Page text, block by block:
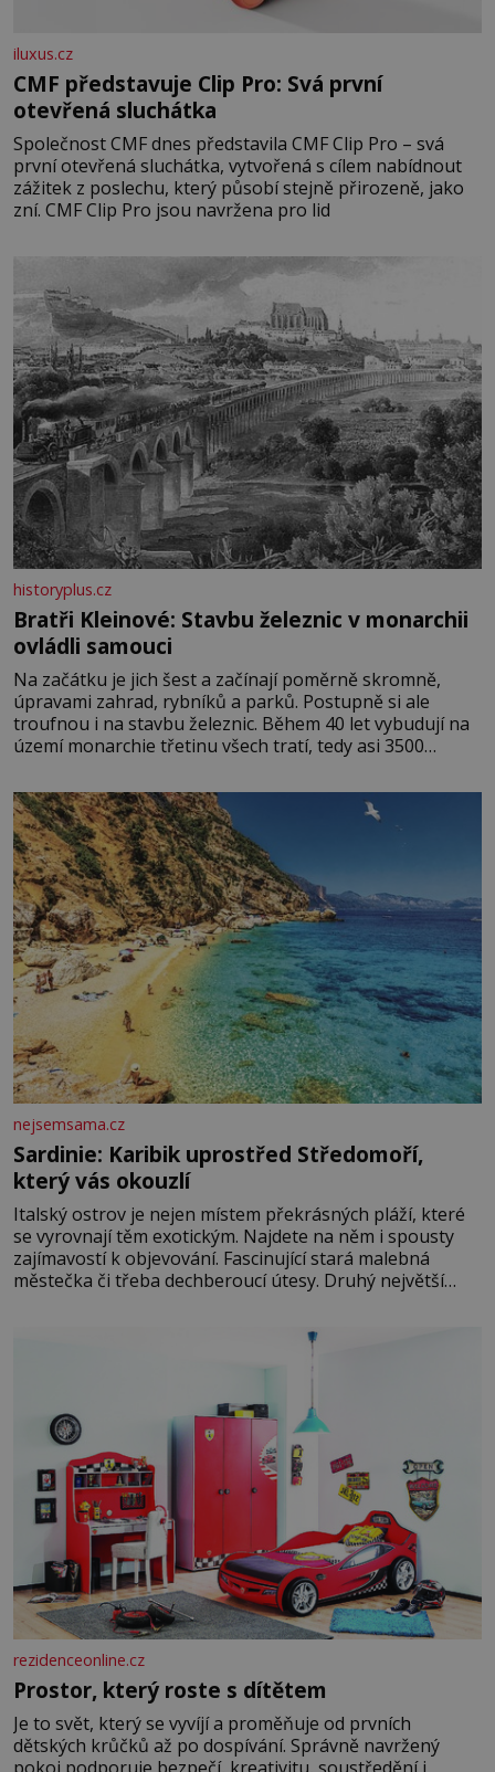
iluxus.cz
CMF představuje Clip Pro: Svá první
otevřená sluchátka
Společnost CMF dnes představila CMF Clip Pro – svá
první otevřená sluchátka, vytvořená s cílem nabídnout
zážitek z poslechu, který působí stejně přirozeně, jako
zní. CMF Clip Pro jsou navržena pro lid
historyplus.cz
Bratři Kleinové: Stavbu železnic v monarchii
ovládli samouci
Na začátku je jich šest a začínají poměrně skromně,
úpravami zahrad, rybníků a parků. Postupně si ale
troufnou i na stavbu železnic. Během 40 let vybudují na
území monarchie třetinu všech tratí, tedy asi 3500
ducha zdědí bratři Kleinové po otci Johannovi (1756–
1835), který má malý statek na Jesenicku
nejsemsama.cz
Sardinie: Karibik uprostřed Středomoří,
který vás okouzlí
Italský ostrov je nejen místem překrásných pláží, které
se vyrovnají těm exotickým. Najdete na něm i spousty
zajímavostí k objevování. Fascinující stará malebná
městečka či třeba dechberoucí útesy. Druhý největší
bohatou historií i luxusem.Zjistěte,
rezidenceonline.cz
Prostor, který roste s dítětem
Je to svět, který se vyvíjí a proměňuje od prvních
dětských krůčků až po dospívání. Správně navržený